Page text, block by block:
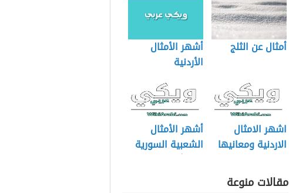
أمثال عن الثلج
أشهر الأمثال
الأردنية
اشهر الامثال
الاردنية ومعانيها
أشهر الأمثال
الشعبية السورية
تداولاً
مقالات منوعة